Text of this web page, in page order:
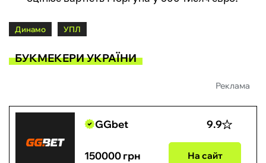
Динамо УПЛ
БУКМЕКЕРИ УКРАЇНИ
Реклама
GGbet 9.9
150000 грн На сайт